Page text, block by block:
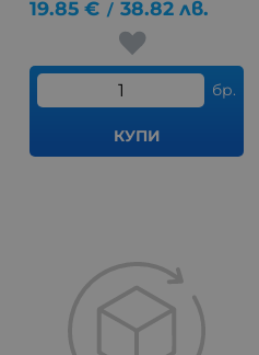
19.85 € / 38.82 лв.
бр.
КУПИ